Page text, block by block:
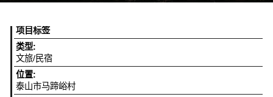
项目标签
类型:
文旅/民宿
位置:
泰山市马蹄峪村